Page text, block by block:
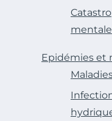
mentale
Epidémies et